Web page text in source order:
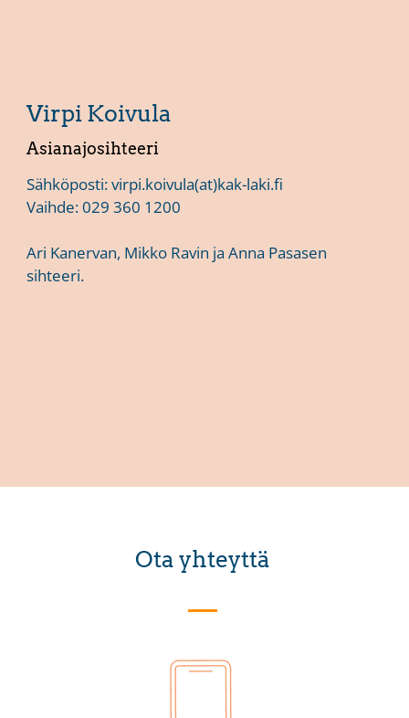
Virpi Koivula
Asianajosihteeri
Sähköposti:virpi.koivula(at)kak-laki.fi
Vaihde:029 360 1200
Ari Kanervan, Mikko Ravin ja Anna Pasasen
sihteeri.
Ota yhteyttä